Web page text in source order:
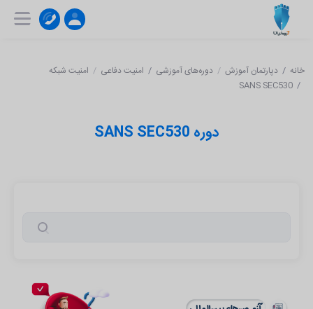
ثبت‌ نام | ورود
خانه دپارتمان آموزش دوره‌های آموزشی امنیت دفاعی
امنیت شبکه
SANS SEC530
دوره SANS SEC530